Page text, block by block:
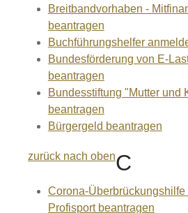
Breitbandvorhaben -
beantragen
Buchführungshelfer
Bundesförderung von E-
beantragen
Bundesstiftung "Mutter und
beantragen
Bürgergeld beantragen
zurück nach obenC
Corona-
Profisport beantragen